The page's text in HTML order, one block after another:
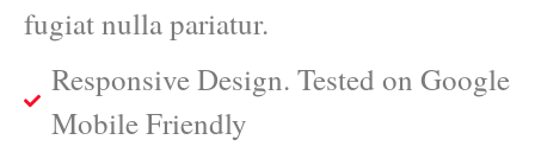
fugiat nulla pariatur.
Responsive Design. Tested on Google
Mobile Friendly